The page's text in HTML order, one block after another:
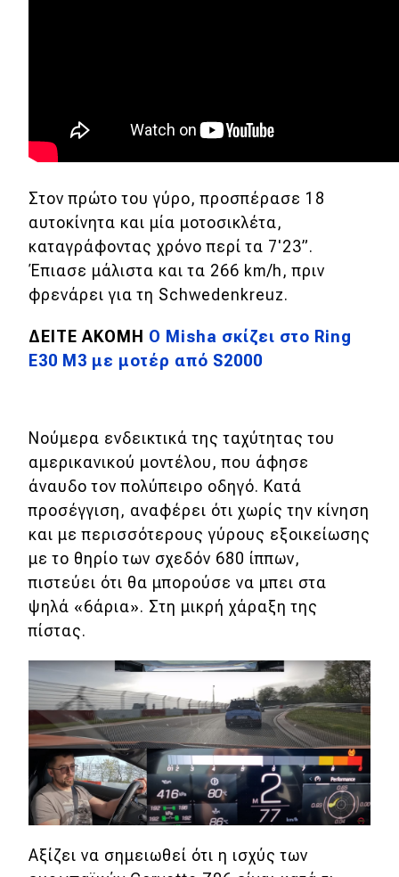
Οδηγός αγοράς
Χρηστικά
Συμβουλές
Οδική βοήθεια
DRIVE USED
Στον πρώτο του γύρο, προσπέρασε 18
αυτοκίνητα και μία μοτοσικλέτα,
καταγράφοντας χρόνο περί τα 7'23”.
Έπιασε μάλιστα και τα 266 km/h, πριν
φρενάρει για τη Schwedenkreuz.
ΔΕΙΤΕ ΑΚΟΜΗ O Misha σκίζει στο Ring
E30 M3 με μοτέρ από S2000
Νούμερα ενδεικτικά της ταχύτητας του
αμερικανικού μοντέλου, που άφησε
άναυδο τον πολύπειρο οδηγό. Κατά
προσέγγιση, αναφέρει ότι χωρίς την κίνηση
και με περισσότερους γύρους εξοικείωσης
με το θηρίο των σχεδόν 680 ίππων,
πιστεύει ότι θα μπορούσε να μπει στα
ψηλά «6άρια». Στη μικρή χάραξη της
πίστας.
Αξίζει να σημειωθεί ότι η ισχύς των